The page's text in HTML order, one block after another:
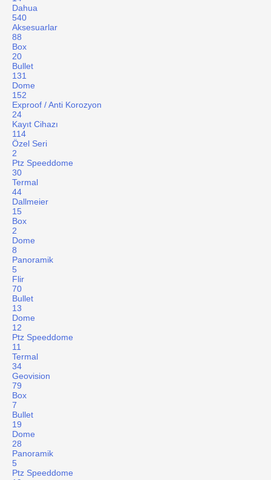
Dahua
540
Aksesuarlar
88
Box
20
Bullet
131
Dome
152
Exproof / Anti Korozyon
24
Kayıt Cihazı
114
Özel Seri
2
Ptz Speeddome
30
Termal
44
Dallmeier
15
Box
2
Dome
8
Panoramik
5
Flir
70
Bullet
13
Dome
12
Ptz Speeddome
11
Termal
34
Geovision
79
Box
7
Bullet
19
Dome
28
Panoramik
5
Ptz Speeddome